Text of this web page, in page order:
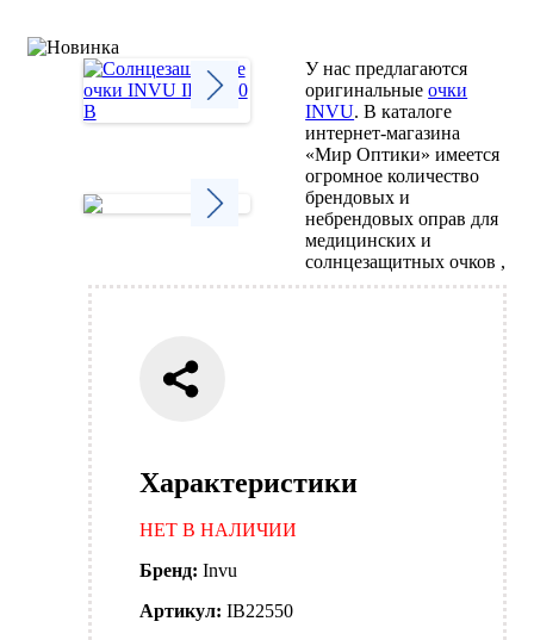
Характеристики
НЕТ В НАЛИЧИИ
Бренд: Invu
Артикул: IB22550
У нас предлагаются
оригинальныеочки
INVU. В каталоге
интернет-магазина
«Мир Оптики» имеется
огромное количество
брендовых и
небрендовых оправ для
медицинских и
солнцезащитных очков ,